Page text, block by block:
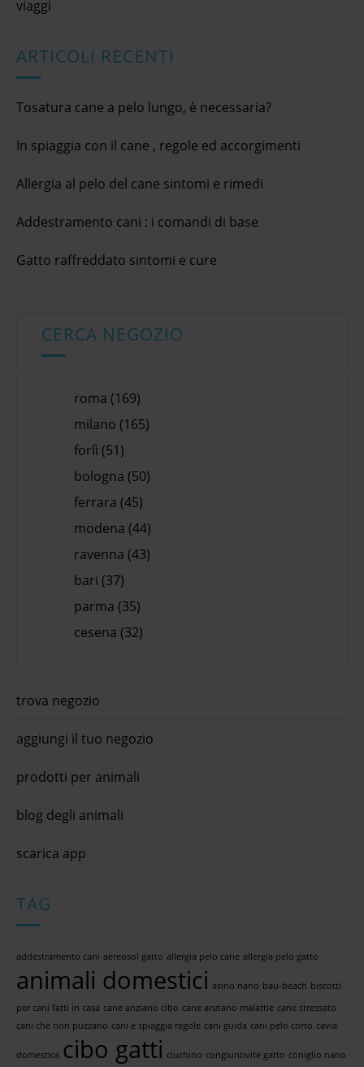
viaggi
ARTICOLI RECENTI
Tosatura cane a pelo lungo, è necessaria?
In spiaggia con il cane , regole ed accorgimenti
Allergia al pelo del cane sintomi e rimedi
Addestramento cani : i comandi di base
Gatto raffreddato sintomi e cure
CERCA NEGOZIO
roma (169)
milano (165)
forlì (51)
bologna (50)
ferrara (45)
modena (44)
ravenna (43)
bari (37)
parma (35)
cesena (32)
trova negozio
aggiungi il tuo negozio
prodotti per animali
blog degli animali
scarica app
TAG
addestramento cani aereosol gatto allergia pelo cane allergia pelo gatto
animali domestici asino nano bau-beach biscotti
per cani fatti in casa cane anziano cibo cane anziano malattie cane stressato
cani che non puzzano cani e spiaggia regole cani guida cani pelo corto cavia
domestica cibo gatti ciuchino congiuntivite gatto coniglio nano